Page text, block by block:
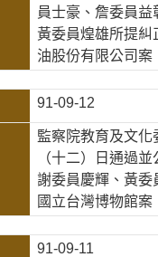
員士豪、詹委員
黃委員煌雄所提糾
油股份有限公司案
91-09-12
監察院教育及文化
（十二）日通過
謝委員慶輝、黃委
國立台灣博物館案
91-09-11